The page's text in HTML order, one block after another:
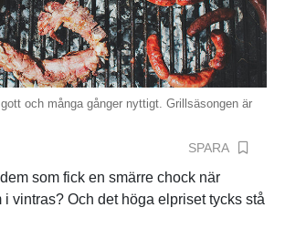
och många gånger nyttigt. Grillsäsongen är
SPARA
som fick en smärre chock när
vintras? Och det höga elpriset tycks stå